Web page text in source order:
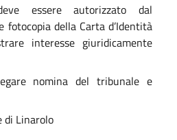
essere autorizzato dal
fotocopia della Carta d’Identità
interesse giuridicamente
nomina del tribunale e
di Linarolo